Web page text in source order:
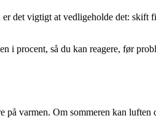
det vigtigt at vedligeholde det:
i procent, så du kan reagere, før
varmen. Om sommeren kan